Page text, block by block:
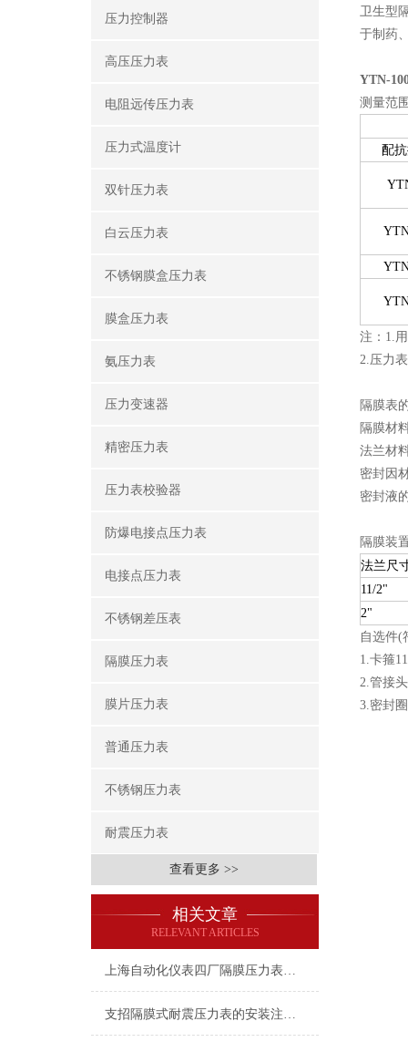
压力控制器
高压压力表
电阻远传压力表
压力式温度计
双针压力表
白云压力表
不锈钢膜盒压力表
膜盒压力表
氨压力表
压力变速器
精密压力表
压力表校验器
防爆电接点压力表
电接点压力表
不锈钢差压表
隔膜压力表
膜片压力表
普通压力表
不锈钢压力表
耐震压力表
查看更多 >>
相关文章
RELEVANT ARTICLES
上海自动化仪表四厂隔膜压力表在使用的时候需要注意的问题有哪些？
支招隔膜式耐震压力表的安装注意事项
卫生型
于制药
YTN-
测量范
配
注：1.
2.压力
隔膜表
隔膜材
法兰材
密封因
密封液
隔膜装
法兰尺
11/2"
2"
自选件(
1.卡箍
2.管接
3.密封